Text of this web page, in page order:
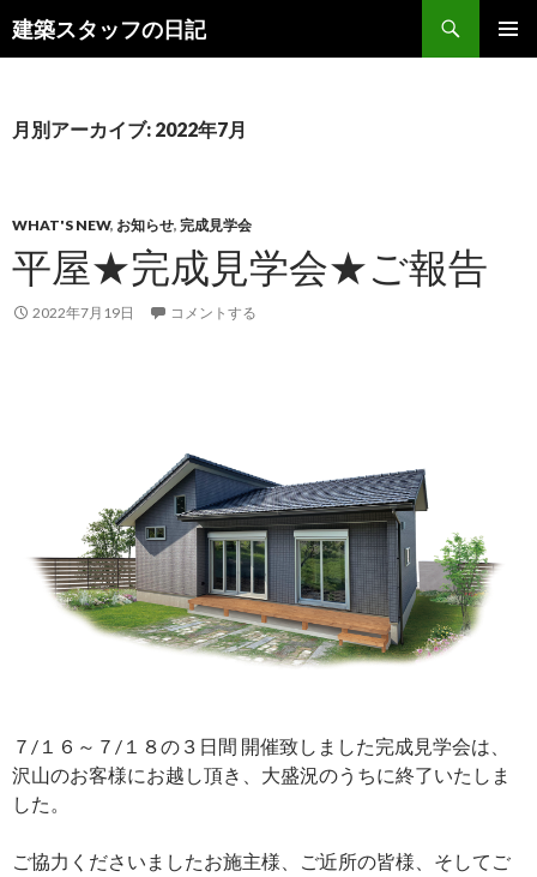
建築スタッフの日記
索
ン
キ
ッ
プ
月別アーカイブ: 2022年7月
WHAT'S NEW, お知らせ, 完成見学会
平屋★完成見学会★ご報告
2022年7月19日 コメントする
７/１６～７/１８の３日間 開催致しました完成見学会は、
沢山のお客様にお越し頂き、大盛況のうちに終了いたしま
した。
ご協力くださいましたお施主様、ご近所の皆様、そしてご